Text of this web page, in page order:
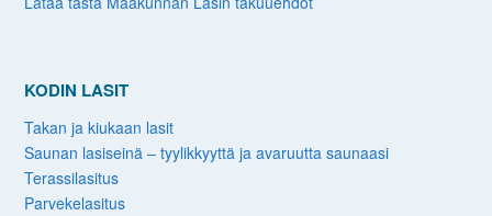
KODIN LASIT
Takan ja kiukaan lasit
Saunan lasiseinä – tyylikkyyttä ja avaruutta saunaasi
Terassilasitus
Parvekelasitus